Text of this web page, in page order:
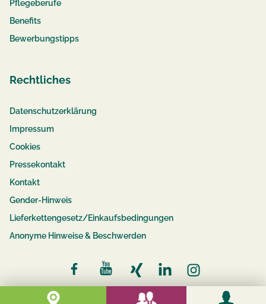
Pflegeberufe
Benefits
Bewerbungstipps
Rechtliches
Datenschutzerklärung
Impressum
Cookies
Pressekontakt
Kontakt
Gender-Hinweis
Lieferkettengesetz/Einkaufsbedingungen
Anonyme Hinweise & Beschwerden